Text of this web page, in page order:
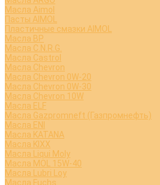
Масла Aimol
Пасты AIMOL
Пластичные смазки AIMOL
Масла BP
Масла C.N.R.G.
Масла Castrol
Масла Chevron
Масла Chevron 0W-20
Масла Chevron 0W-30
Масла Chevron 10W
Масла ELF
Масла Gazpromneft (Газпромнефть)
Масла ENI
Масла KATANA
Масла KIXX
Масла Liqui Moly
Масла MOL 15W-40
Масла Lubri Loy
Масла Fuchs